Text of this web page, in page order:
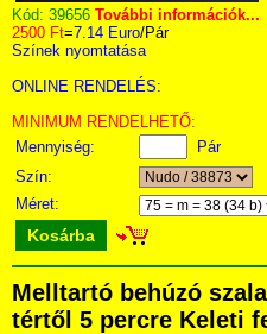
Kód: 39656 További információk...
2500 Ft=7.14 Euro/Pár
Színek nyomtatása
ONLINE RENDELÉS:
MINIMUM RENDELHETŐ:
Mennyiség:
Pár
Szín:
Méret:
Kosárba
Melltartó behúzó
tértől 5 percre Keleti